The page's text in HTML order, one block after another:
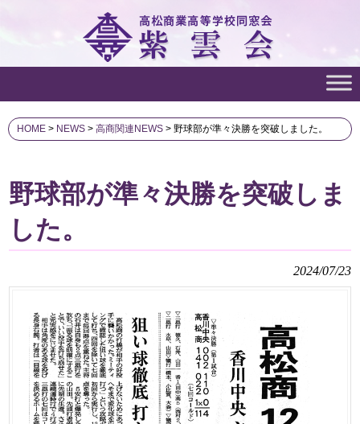
HOME > NEWS > 高商関連NEWS > 野球部が準々決勝を突破しました。
野球部が準々決勝を突破しま
した。
2024/07/23